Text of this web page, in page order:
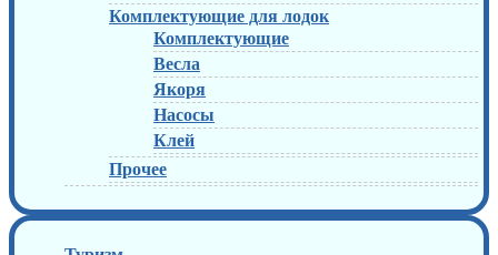
Комплектующие для лодок
Комплектующие
Весла
Якоря
Насосы
Клей
Прочее